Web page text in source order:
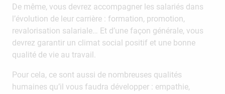
De même, vous devrez accompagner les salariés dans
l’évolution de leur carrière : formation, promotion,
revalorisation salariale… Et d’une façon générale, vous
devrez garantir un climat social positif et une bonne
qualité de vie au travail.
Pour cela, ce sont aussi de nombreuses qualités
humaines qu’il vous faudra développer : empathie,